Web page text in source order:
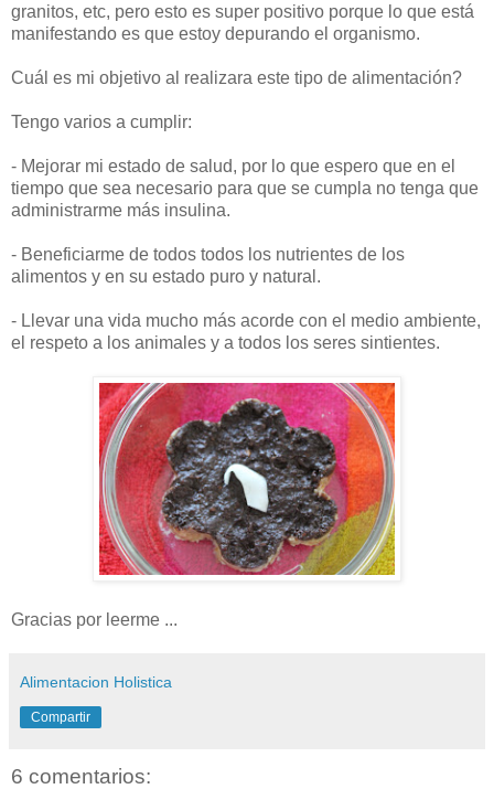
granitos, etc, pero esto es super positivo porque lo que está
manifestando es que estoy depurando el organismo.
Cuál es mi objetivo al realizara este tipo de alimentación?
Tengo varios a cumplir:
- Mejorar mi estado de salud, por lo que espero que en el
tiempo que sea necesario para que se cumpla no tenga que
administrarme más insulina.
- Beneficiarme de todos todos los nutrientes de los
alimentos y en su estado puro y natural.
- Llevar una vida mucho más acorde con el medio ambiente,
el respeto a los animales y a todos los seres sintientes.
Gracias por leerme ...
Alimentacion Holistica
Compartir
6 comentarios: